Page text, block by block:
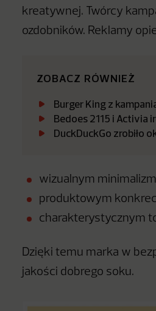
kreatywnej. Twórcy
ozdobników. Reklamy
ZOBACZ RÓWNIEŻ
Burger King z
Bedoes 2115 i Activia
DuckDuckGo zrobiło
wizualnym
produktowym
charakterystycznym
Dzięki temu marka w
jakości dobrego soku.